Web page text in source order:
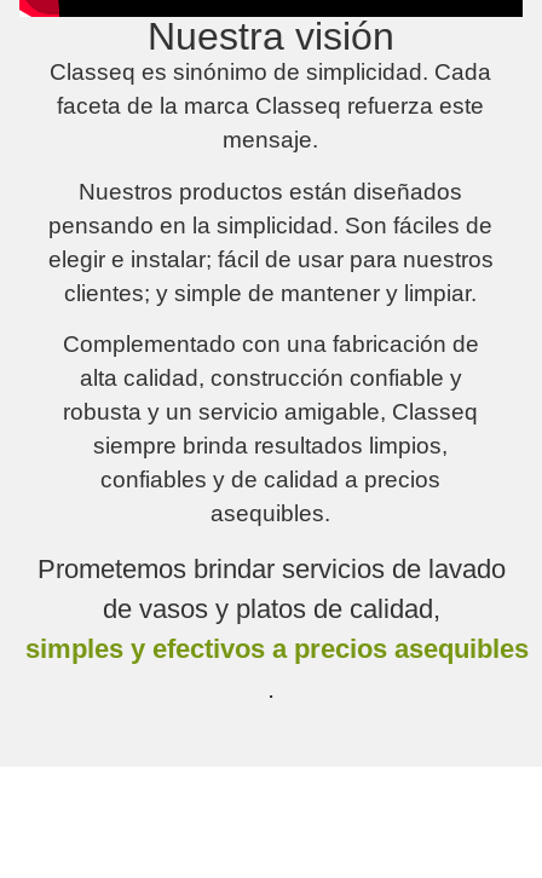
Nuestra visión
Classeq es sinónimo de simplicidad. Cada
faceta de la marca Classeq refuerza este
mensaje.
Nuestros productos están diseñados
pensando en la simplicidad. Son fáciles de
elegir e instalar; fácil de usar para nuestros
clientes; y simple de mantener y limpiar.
Complementado con una fabricación de
alta calidad, construcción confiable y
robusta y un servicio amigable, Classeq
siempre brinda resultados limpios,
confiables y de calidad a precios
asequibles.
Prometemos brindar servicios de lavado
de vasos y platos de calidad,
simples y efectivos a precios asequibles
.